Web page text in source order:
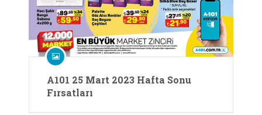
A101 25 Mart 2023 Hafta Sonu
Fırsatları